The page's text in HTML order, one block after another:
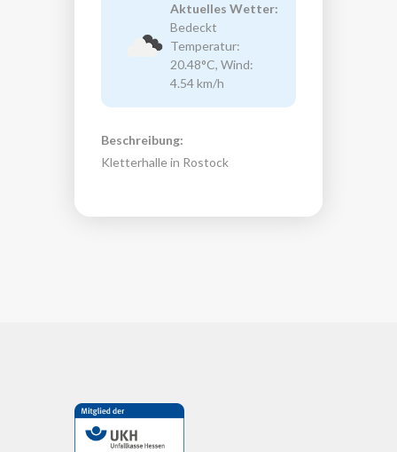
Aktuelles Wetter:
Bedeckt
Temperatur:
20.48°C, Wind:
4.54 km/h
Beschreibung:
Kletterhalle in Rostock